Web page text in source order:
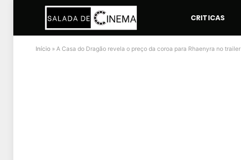
CRITICAS
Início » A Casa do Dragão revela o preço da coroa para Rhaenyra no